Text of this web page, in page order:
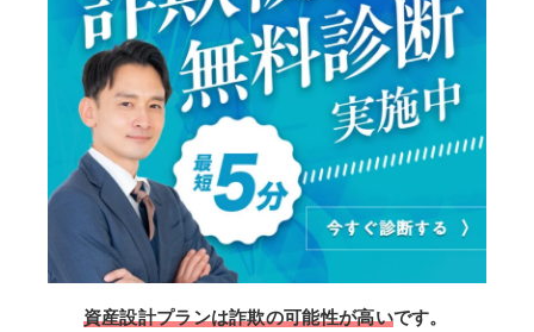
資産設計プランは詐欺の可能性が高いです。